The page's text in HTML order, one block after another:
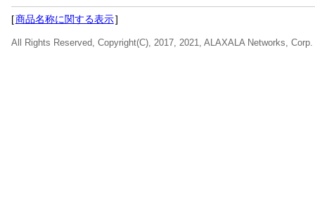
[商品名称に関する表示]
All Rights Reserved, Copyright(C), 2017, 2021, ALAXALA Networks, Corp.